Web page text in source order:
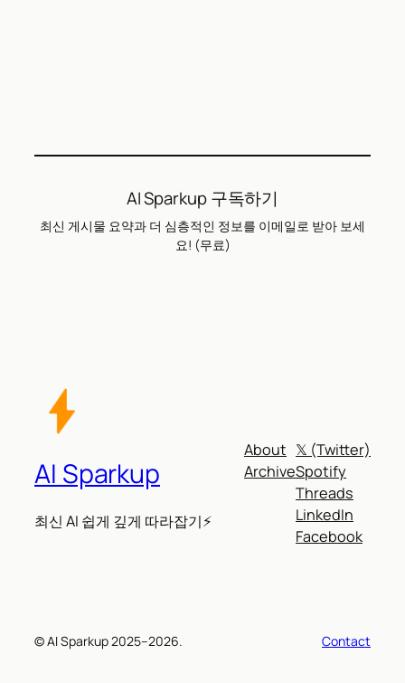
AI Sparkup 구독하기
최신 게시물 요약과 더 심층적인 정보를 이메일로 받아 보세
요! (무료)
AI Sparkup
최신 AI 쉽게 깊게 따라잡기⚡
About
Archive
𝕏 (Twitter)
Spotify
Threads
LinkedIn
Facebook
© AI Sparkup 2025–2026. Contact